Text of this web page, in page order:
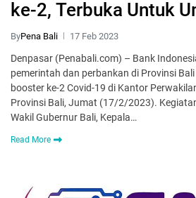
ke-2, Terbuka Untuk
ByPena Bali 17 Feb 2023
Denpasar (Penabali.com) – Bank
pemerintah dan perbankan di Provinsi
booster ke-2 Covid-19 di Kantor
Provinsi Bali, Jumat (17/2/2023).
Wakil Gubernur Bali, Kepala…
Read More